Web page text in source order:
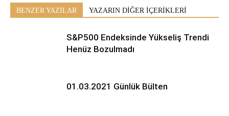
BENZER YAZILAR YAZARIN DİĞER İÇERİKLERİ
S&P500 Endeksinde Yükseliş Trendi
Henüz Bozulmadı
01.03.2021 Günlük Bülten